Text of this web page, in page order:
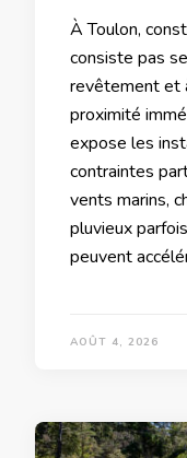
À Toulon,
consiste pas
revêtement et
proximité
expose les
contraintes
vents marins,
pluvieux
peuvent
AOÛT 4, 2026